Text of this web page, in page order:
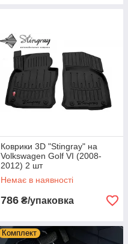
Коврики 3D "Stingray" на
Volkswagen Golf VI (2008-
2012) 2 шт
Немає в наявності
786 ₴/упаковка
Комплект